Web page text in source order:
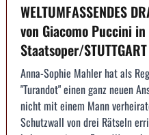
WELTUMFASSENDES
von Giacomo Puccini
Staatsoper/STUTTGART
Anna-Sophie Mahler hat als
"Turandot" einen ganz neuen
nicht mit einem Mann
Schutzwall von drei Rätseln